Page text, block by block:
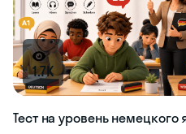
1.7K
Тест на уровень немецкого